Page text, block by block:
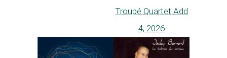
Troupé Quartet Add
4, 2026